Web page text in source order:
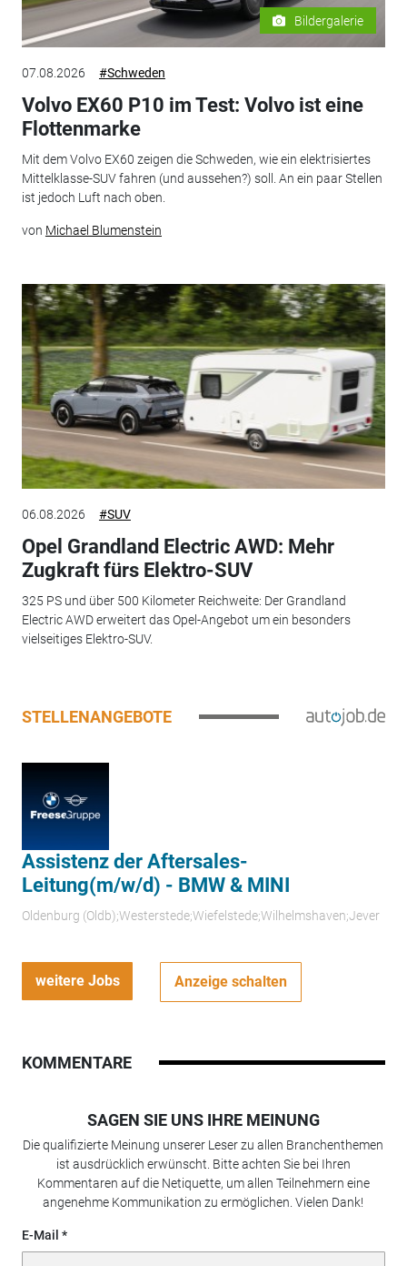
Bildergalerie
07.08.2026 #Schweden
Volvo EX60 P10 im Test: Volvo ist eine
Flottenmarke
Mit dem Volvo EX60 zeigen die Schweden, wie ein elektrisiertes
Mittelklasse-SUV fahren (und aussehen?) soll. An ein paar Stellen
ist jedoch Luft nach oben.
von Michael Blumenstein
06.08.2026 #SUV
Opel Grandland Electric AWD: Mehr
Zugkraft fürs Elektro-SUV
325 PS und über 500 Kilometer Reichweite: Der Grandland
Electric AWD erweitert das Opel-Angebot um ein besonders
vielseitiges Elektro-SUV.
STELLENANGEBOTE
Assistenz der Aftersales-
Leitung(m/w/d) - BMW & MINI
Oldenburg (Oldb);Westerstede;Wiefelstede;Wilhelmshaven;Jever
weitere Jobs Anzeige schalten
KOMMENTARE
SAGEN SIE UNS IHRE MEINUNG
Die qualifizierte Meinung unserer Leser zu allen Branchenthemen
ist ausdrücklich erwünscht. Bitte achten Sie bei Ihren
Kommentaren auf die Netiquette, um allen Teilnehmern eine
angenehme Kommunikation zu ermöglichen. Vielen Dank!
E-Mail